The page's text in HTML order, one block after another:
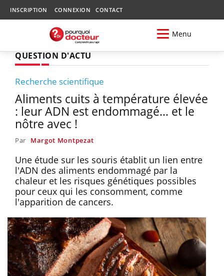
INSCRIPTION CONNEXION CONTACT
Menu
QUESTION D'ACTU
Recherche scientifique
Aliments cuits à température élevée
: leur ADN est endommagé… et le
nôtre avec !
Par Margot Montpezat
Une étude sur les souris établit un lien entre
l'ADN des aliments endommagé par la
chaleur et les risques génétiques possibles
pour ceux qui les consomment, comme
l'apparition de cancers.